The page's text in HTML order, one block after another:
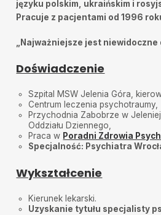
Anq•2025-07-14
Wszystko jak zawsze w najlepszym
Profesionalizm w każdym
Ania•2025-06-18
Pani Doktor bardzo
Dorota
2025-06-10
Pełen zrozumienia
Bardzo pomocna pani dr.
języku polskim, ukraińskim i
Pracuje z pacjentami od 1996
„Najważniejsze jest niewidoczne
Doświadczenie
Szpital MSW Jelenia Góra,
Centrum leczenia psychotraumy,
Przychodnia Zabobrze w
Oddziału Dziennego,
Praca w Poradni Zdrowia
Specjalność: Psychiatra
Wykształcenie
Kierunek lekarski.
Uzyskanie tytułu specjalisty